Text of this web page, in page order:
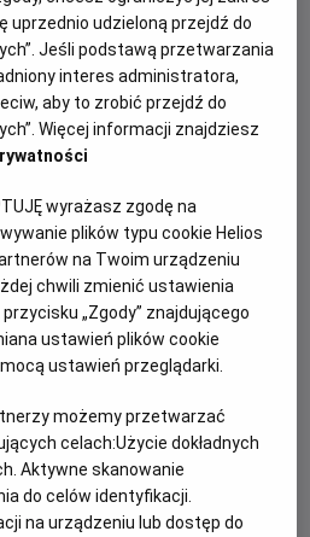
Kraj
i
rok
produkcji
Polska
Donieck - Crystal Palace w
UEFA.
uprzednio udzieloną przejdź do
Jeśli podstawą przetwarzania
interes administratora,
aby to zrobić przejdź do
Więcej informacji znajdziesz
wyrażasz zgodę na
plików typu cookie Helios
na Twoim urządzeniu
chwili zmienić ustawienia
„Zgody” znajdującego
ustawień plików cookie
ustawień przeglądarki.
możemy przetwarzać
celach:Użycie dokładnych
Aktywne skanowanie
do celów identyfikacji.
na urządzeniu lub dostęp do